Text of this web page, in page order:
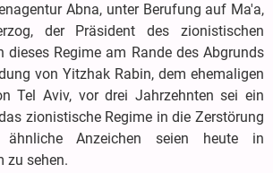
Abna, unter Berufung auf Ma'a,
der Präsident des zionistischen
dieses Regime am Rande des Abgrunds
von Yitzhak Rabin, dem ehemaligen
Tel Aviv, vor drei Jahrzehnten sei ein
zionistische Regime in die Zerstörung
Anzeichen seien heute in
zu sehen.